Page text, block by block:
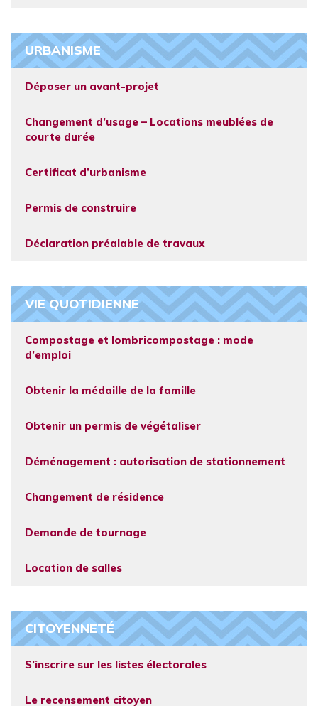
URBANISME
Déposer un avant-projet
Changement d’usage – Locations meublées de
courte durée
Certificat d’urbanisme
Permis de construire
Déclaration préalable de travaux
VIE QUOTIDIENNE
Compostage et lombricompostage : mode
d’emploi
Obtenir la médaille de la famille
Obtenir un permis de végétaliser
Déménagement : autorisation de stationnement
Changement de résidence
Demande de tournage
Location de salles
CITOYENNETÉ
S’inscrire sur les listes électorales
Le recensement citoyen